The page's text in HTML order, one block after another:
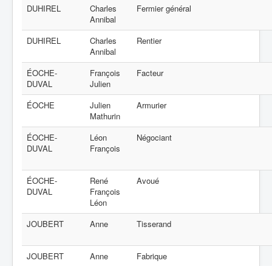
DUHIREL
Charles
Annibal
Fermier général
DUHIREL
Charles
Annibal
Rentier
ÉOCHE-
DUVAL
François
Julien
Facteur
ÉOCHE
Julien
Mathurin
Armurier
ÉOCHE-
DUVAL
Léon
François
Négociant
ÉOCHE-
DUVAL
René
François
Léon
Avoué
JOUBERT Anne Tisserand
JOUBERT Anne
Fabrique